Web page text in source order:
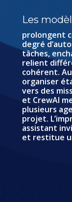
Les
prolongent
degré
tâches,
relient
cohérent.
organiser
vers des
et CrewAI
plusieurs
projet.
assistant
et restitue